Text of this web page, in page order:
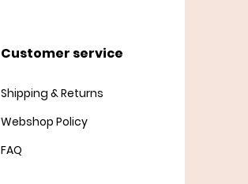
Customer service
Shipping & Returns
Webshop Policy
FAQ